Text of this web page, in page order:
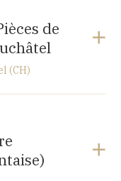
de
(CH)
Neuchâtel